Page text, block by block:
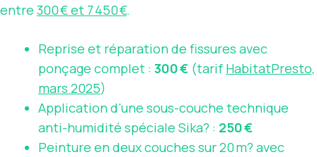
entre 300 € et 7 450 €.
Reprise et réparation de fissures avec
ponçage complet : 300 € (tarif HabitatPresto,
mars 2025)
Application d’une sous-couche technique
anti-humidité spéciale Sika? : 250 €
Peinture en deux couches sur 20 m? avec